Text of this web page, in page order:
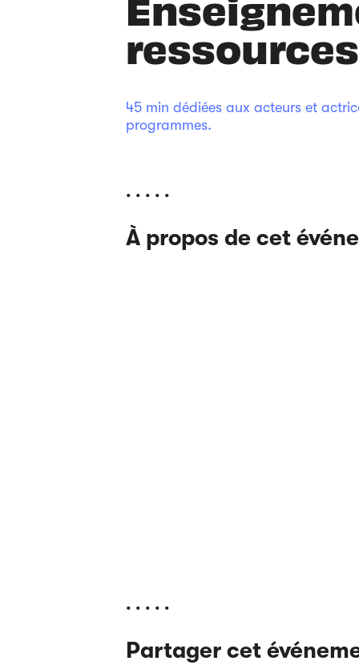
ressources
45 min dédiées aux acteurs et
programmes.
. . . . .
À propos de cet
. . . . .
Partager cet